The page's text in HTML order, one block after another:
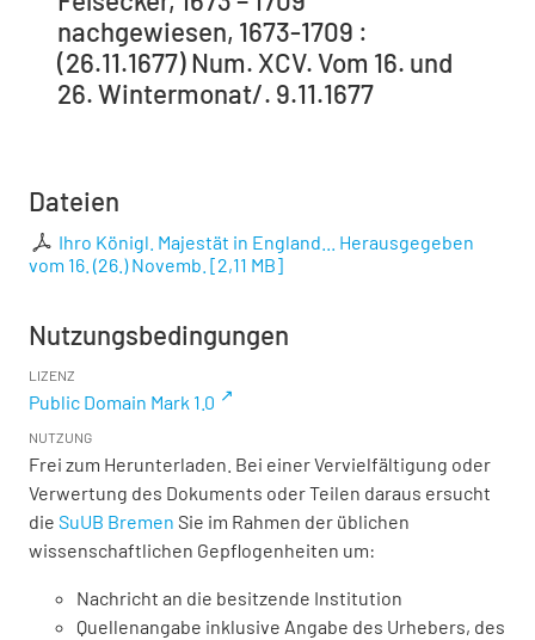
nachgewiesen, 1673-1709 :
(26.11.1677) Num. XCV. Vom 16. und
26. Wintermonat/. 9.11.1677
Dateien
Ihro Königl. Majestät in England... Herausgegeben
vom 16. (26.) Novemb. [2,11 MB]
Nutzungsbedingungen
LIZENZ
Public Domain Mark 1.0
NUTZUNG
Frei zum Herunterladen. Bei einer Vervielfältigung oder
Verwertung des Dokuments oder Teilen daraus ersucht
die SuUB Bremen Sie im Rahmen der üblichen
wissenschaftlichen Gepflogenheiten um:
Nachricht an die besitzende Institution
Quellenangabe inklusive Angabe des Urhebers, des